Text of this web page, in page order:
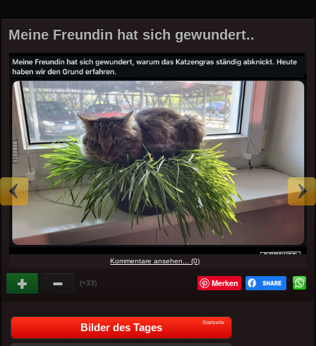
Meine Freundin hat sich gewundert..
Kommentare ansehen... (0)
(+33) Merken
Bilder des Tages Startseite